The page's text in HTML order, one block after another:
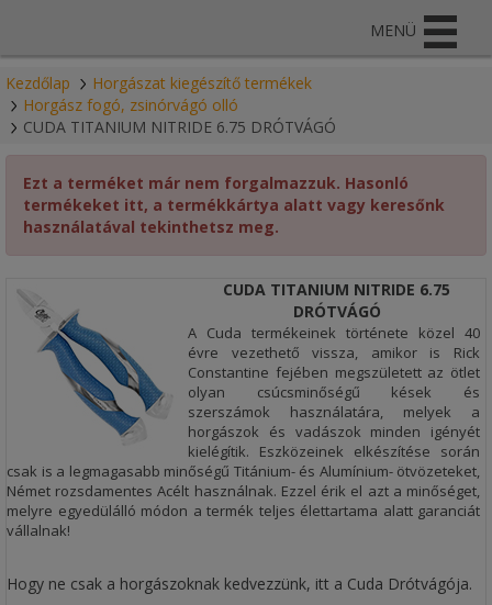
MENÜ
Kezdőlap
Horgászat kiegészítő termékek
Horgász fogó, zsinórvágó olló
CUDA TITANIUM NITRIDE 6.75 DRÓTVÁGÓ
Ezt a terméket már nem forgalmazzuk. Hasonló
termékeket itt, a termékkártya alatt vagy keresőnk
használatával tekinthetsz meg.
CUDA TITANIUM NITRIDE 6.75
DRÓTVÁGÓ
A Cuda termékeinek története közel 40
évre vezethető vissza, amikor is Rick
Constantine fejében megszületett az ötlet
olyan csúcsminőségű kések és
szerszámok használatára, melyek a
horgászok és vadászok minden igényét
kielégítik. Eszközeinek elkészítése során
csak is a legmagasabb minőségű Titánium- és Alumínium- ötvözeteket,
Német rozsdamentes Acélt használnak. Ezzel érik el azt a minőséget,
melyre egyedülálló módon a termék teljes élettartama alatt garanciát
vállalnak!
Hogy ne csak a horgászoknak kedvezzünk, itt a Cuda Drótvágója.